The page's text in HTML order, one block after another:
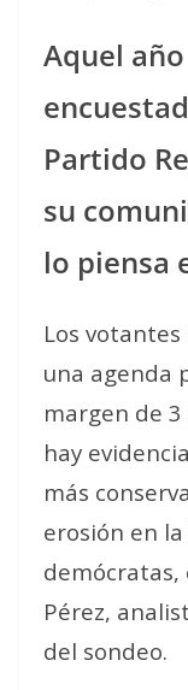
Aquel
Partido
su
lo piensa
Los
una agenda
margen de
hay
más
erosión en
demócratas,
Pérez,
del sondeo.